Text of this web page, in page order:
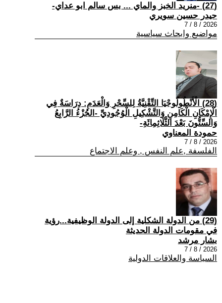
(27) -منريد الخبز والماي ... بس سالم ابو عداي-
حيدر حسين سويري
2026 / 8 / 7
مواضيع وابحاث سياسية
(28) الْأَنْطُولُوجْيَا التِّقْنِيَّةُ لِلسِّحْرِ وَالْعَدَمِ: دِرَاسَةٌ فِي
الْإِمْكَانِ الْكَامِنِ وَالتَّشْكِيلِ الْوُجُودِيِّ -الجُزْءُ الرَّابِعُ
وَالسِّتُّونَ بَعْدَ الثَّلَاثِمِائَةِ-
حمودة المعناوي
2026 / 8 / 7
الفلسفة ,علم النفس , وعلم الاجتماع
(29) من الدولة الشكلية إلى الدولة الوظيفية...رؤية
في مقومات الدولة الحديثة
بشار مرشد
2026 / 8 / 7
السياسة والعلاقات الدولية